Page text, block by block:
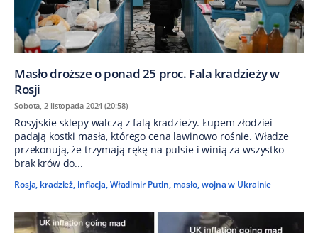
Masło droższe o ponad 25 proc. Fala kradzieży w
Rosji
Sobota, 2 listopada 2024 (20:58)
Rosyjskie sklepy walczą z falą kradzieży. Łupem złodziei
padają kostki masła, którego cena lawinowo rośnie. Władze
przekonują, że trzymają rękę na pulsie i winią za wszystko
brak krów do...
Rosja, kradzież, inflacja,Władimir Putin, masło,wojna w Ukrainie